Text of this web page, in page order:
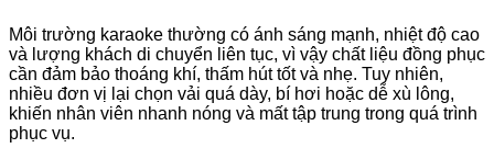
Môi trường karaoke thường có ánh sáng mạnh, nhiệt độ cao
và lượng khách di chuyển liên tục, vì vậy chất liệu đồng phục
cần đảm bảo thoáng khí, thấm hút tốt và nhẹ. Tuy nhiên,
nhiều đơn vị lại chọn vải quá dày, bí hơi hoặc dễ xù lông,
khiến nhân viên nhanh nóng và mất tập trung trong quá trình
phục vụ.